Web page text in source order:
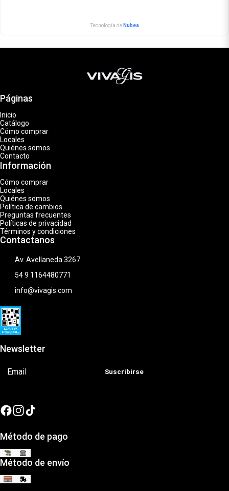
Tecnología de Nubea
Páginas
Inicio
Catálogo
Cómo comprar
Locales
Quiénes somos
Contacto
Información
Cómo comprar
Locales
Quiénes somos
Política de cambios
Preguntas frecuentes
Políticas de privacidad
Términos y condiciones
Contactanos
Av. Avellaneda 3267
54 9 1164480771
info@vivagis.com
Newsletter
Suscribirse
Método de pago
Método de envío